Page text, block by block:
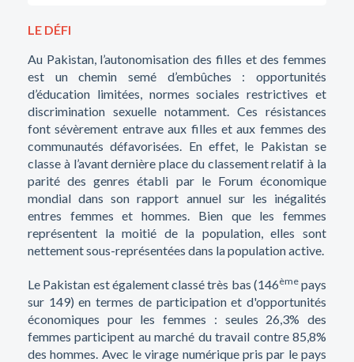
LE DÉFI
Au Pakistan, l’autonomisation des filles et des femmes
est un chemin semé d’embûches : opportunités
d’éducation limitées, normes sociales restrictives et
discrimination sexuelle notamment. Ces résistances
font sévèrement entrave aux filles et aux femmes des
communautés défavorisées. En effet, le Pakistan se
classe à l’avant dernière place du classement relatif à la
parité des genres établi par le Forum économique
mondial dans son rapport annuel sur les inégalités
entres femmes et hommes. Bien que les femmes
représentent la moitié de la population, elles sont
nettement sous-représentées dans la population active.
Le Pakistan est également classé très bas (146èmepays
sur 149) en termes de participation et d'opportunités
économiques pour les femmes : seules 26,3% des
femmes participent au marché du travail contre 85,8%
des hommes. Avec le virage numérique pris par le pays